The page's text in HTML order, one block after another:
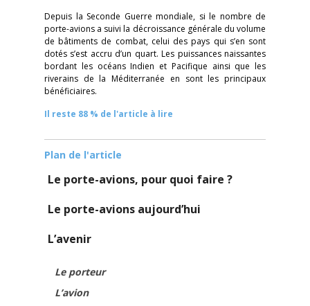
Depuis la Seconde Guerre mondiale, si le nombre de
porte-avions a suivi la décroissance générale du volume
de bâtiments de combat, celui des pays qui s’en sont
dotés s’est accru d’un quart. Les puissances naissantes
bordant les océans Indien et Pacifique ainsi que les
riverains de la Méditerranée en sont les principaux
bénéficiaires.
Il reste 88 % de l'article à lire
Plan de l'article
Le porte-avions, pour quoi faire ?
Le porte-avions aujourd’hui
L’avenir
Le porteur
L’avion